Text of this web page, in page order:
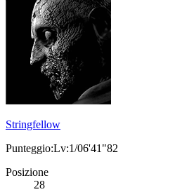
Stringfellow
Punteggio:Lv:1/06'41"82
Posizione
28